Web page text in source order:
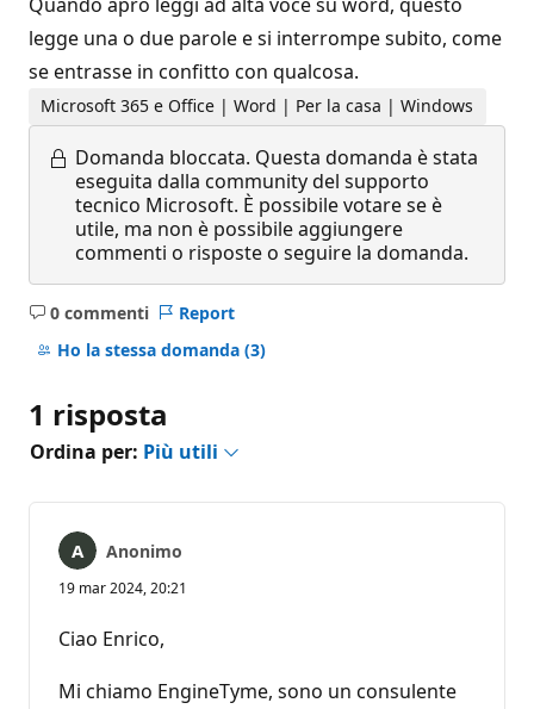
legge una o due parole e si interrompe subito, come
se entrasse in confitto con qualcosa.
Microsoft 365 e Office | Word | Per la casa | Windows
Domanda bloccata. Questa domanda è stata
eseguita dalla community del supporto
tecnico Microsoft. È possibile votare se è
utile, ma non è possibile aggiungere
commenti o risposte o seguire la domanda.
0 commenti
Nessun
commento
Report
Ho la stessa domanda (3)
1 risposta
Ordina per: Più utili
Anonimo
19 mar 2024, 20:21
Ciao Enrico,
Mi chiamo EngineTyme, sono un consulente